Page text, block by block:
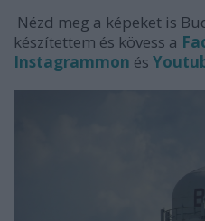
Nézd meg a képeket is
készítettem és kövess a
Instagrammon és